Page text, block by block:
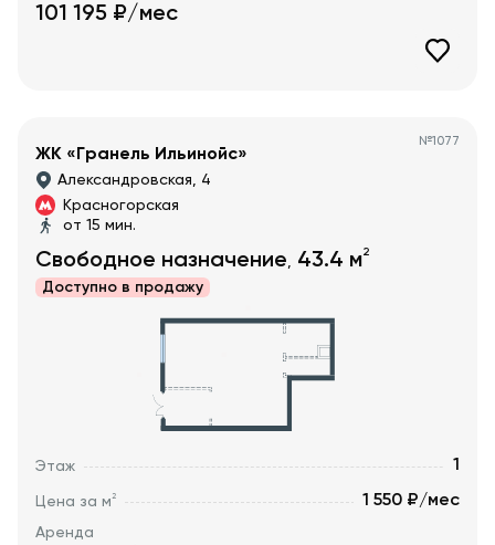
101 195 ₽/мес
№1077
ЖК «Гранель Ильинойс»
Александровская, 4
Красногорская
от 15 мин.
Свободное назначение, 43.4 м2
Доступно в продажу
Этаж 1
Цена за м2 1 550 ₽/мес
Аренда